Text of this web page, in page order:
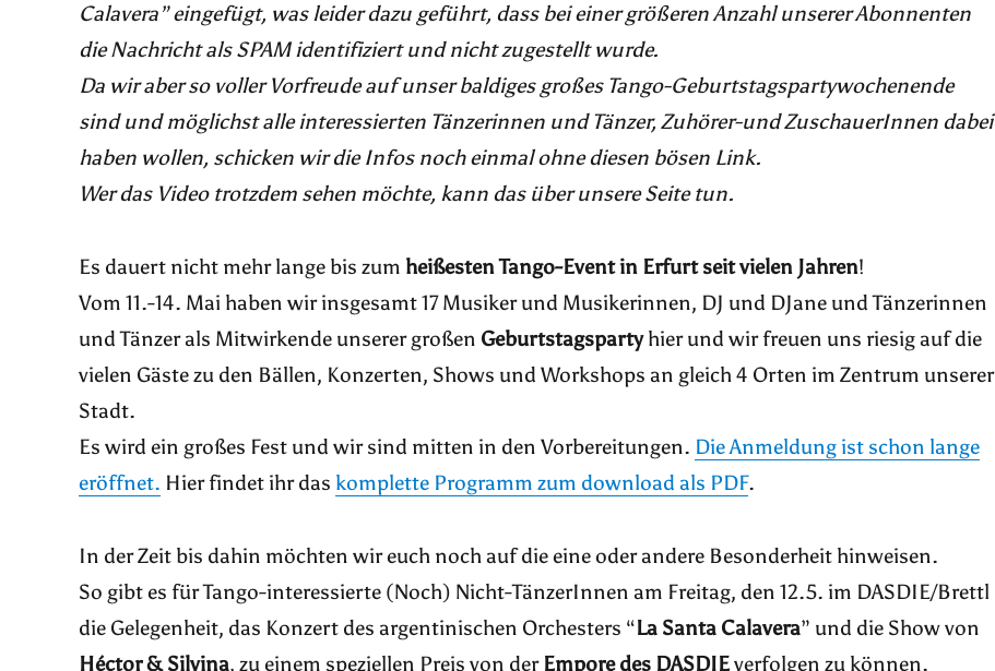
Calavera” eingefügt, was leider dazu geführt, dass bei einer größeren Anzahl unserer Abonnenten
die Nachricht als SPAM identifiziert und nicht zugestellt wurde.
Da wir aber so voller Vorfreude auf unser baldiges großes Tango-Geburtstagspartywochenende
sind und möglichst alle interessierten Tänzerinnen und Tänzer, Zuhörer-und ZuschauerInnen dabei
haben wollen, schicken wir die Infos noch einmal ohne diesen bösen Link.
Wer das Video trotzdem sehen möchte, kann das über unsere Seite tun.
Es dauert nicht mehr lange bis zum heißesten Tango-Event in Erfurt seit vielen Jahren!
Vom 11.-14. Mai haben wir insgesamt 17 Musiker und Musikerinnen, DJ und DJane und Tänzerinnen
und Tänzer als Mitwirkende unserer großen Geburtstagspartyhier und wir freuen uns riesig auf die
vielen Gäste zu den Bällen, Konzerten, Shows und Workshops an gleich 4 Orten im Zentrum unserer
Stadt.
Es wird ein großes Fest und wir sind mitten in den Vorbereitungen. Die Anmeldung ist schon lange
eröffnet. Hier findet ihr das komplette Programm zum download als PDF.
In der Zeit bis dahin möchten wir euch noch auf die eine oder andere Besonderheit hinweisen.
So gibt es für Tango-interessierte (Noch) Nicht-TänzerInnen am Freitag, den 12.5. im DASDIE/Brettl
die Gelegenheit, das Konzert des argentinischen Orchesters “La Santa Calavera” und die Show von
Héctor & Silvina, zu einem speziellen Preis von der Empore des DASDIEverfolgen zu können.